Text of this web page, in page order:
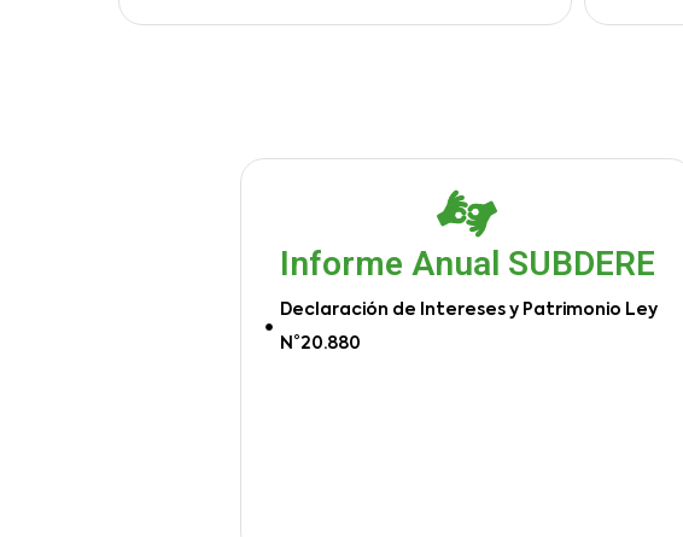
Informe Anual SUBDERE
Declaración de Intereses y Patrimonio Ley
N°20.880